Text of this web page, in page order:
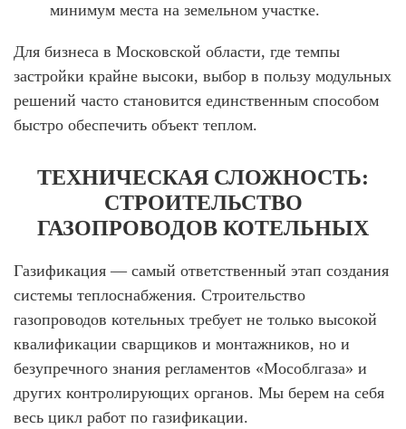
минимум места на земельном участке.
Для бизнеса в Московской области, где темпы
застройки крайне высоки, выбор в пользу модульных
решений часто становится единственным способом
быстро обеспечить объект теплом.
ТЕХНИЧЕСКАЯ СЛОЖНОСТЬ:
СТРОИТЕЛЬСТВО
ГАЗОПРОВОДОВ КОТЕЛЬНЫХ
Газификация — самый ответственный этап создания
системы теплоснабжения. Строительство
газопроводов котельных требует не только высокой
квалификации сварщиков и монтажников, но и
безупречного знания регламентов «Мособлгаза» и
других контролирующих органов. Мы берем на себя
весь цикл работ по газификации.